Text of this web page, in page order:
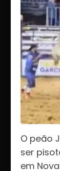
O peão
ser
em